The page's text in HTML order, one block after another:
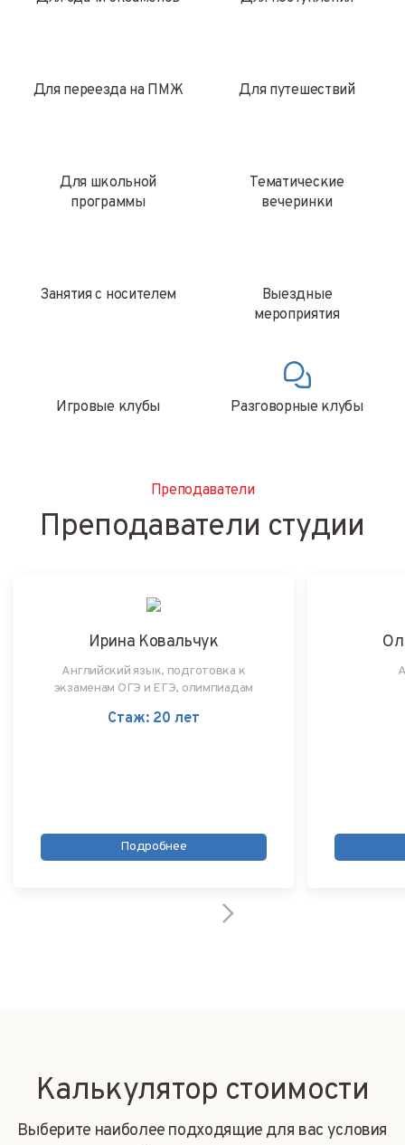
Для переезда на ПМЖ Для путешествий
Для школьной
программы
Тематические
вечеринки
Занятия с носителем
Выездные
мероприятия
Игровые клубы Разговорные клубы
Преподаватели
Преподаватели студии
Ирина Ковальчук
Английский язык, подготовка к
экзаменам ОГЭ и ЕГЭ, олимпиадам
Стаж: 20 лет
Подробнее
Калькулятор стоимости
Выберите наиболее подходящие для вас условия